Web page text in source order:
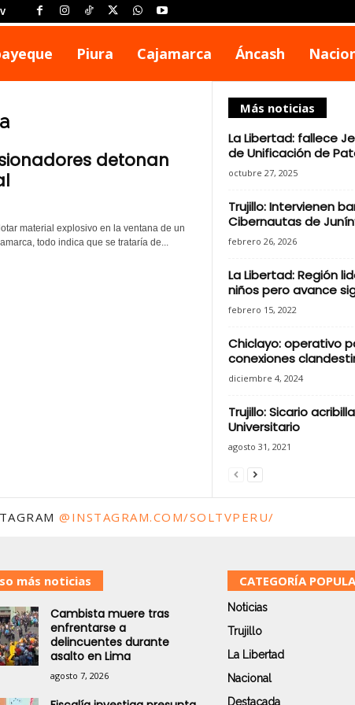
Piura Cajamarca Áncash
detonan
material explosivo en la ventana de un
todo indica que se trataría de...
Más noticias
La Libertad: fallece
de Unificación de
octubre 27, 2025
Trujillo: Intervienen
Cibernautas de
febrero 26, 2026
La Libertad: Región
niños pero avance
febrero 15, 2022
Chiclayo: operativo
conexiones
diciembre 4, 2024
Trujillo: Sicario
Universitario
agosto 31, 2021
@INSTAGRAM.COM/SOLTVPERU/
más noticias
Cambista muere tras
enfrentarse a
delincuentes durante
asalto en Lima
agosto 7, 2026
CATEGORÍA
Noticias
Trujillo
La Libertad
Nacional
Destacada